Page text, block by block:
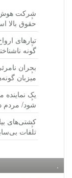
شرکت هوش
حقوق بالا
تبارهای
گونه
بحران
میزبان
یک
شود/ مردم
کشتی‌های
تلفات
.